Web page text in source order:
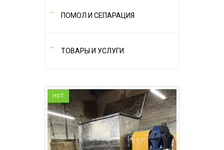
ПОМОЛ И СЕПАРАЦИЯ
ТОВАРЫ И УСЛУГИ
HOT